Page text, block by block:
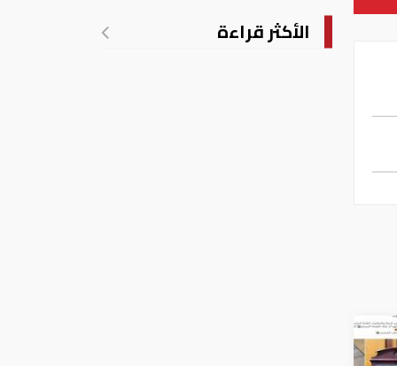
الأكثر قراءة